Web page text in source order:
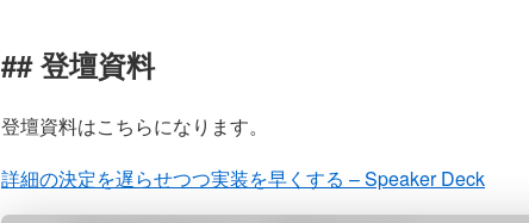
登壇資料
登壇資料はこちらになります。
詳細の決定を遅らせつつ実装を早くする – Speaker Deck